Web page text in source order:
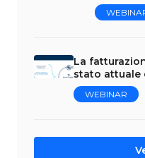
La
stato attuale
WEBINAR